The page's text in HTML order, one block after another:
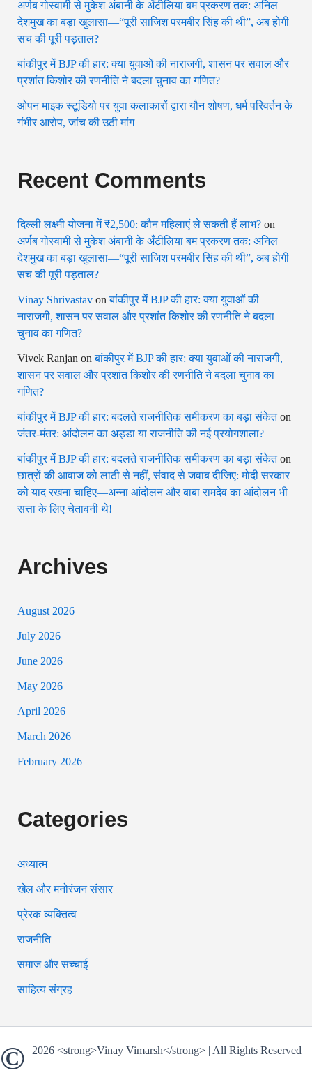
अर्णब गोस्वामी से मुकेश अंबानी के अँटीलिया बम प्रकरण तक: अनिल
देशमुख का बड़ा खुलासा—“पूरी साजिश परमबीर सिंह की थी”, अब होगी
सच की पूरी पड़ताल?
बांकीपुर में BJP की हार: क्या युवाओं की नाराजगी, शासन पर सवाल और
प्रशांत किशोर की रणनीति ने बदला चुनाव का गणित?
ओपन माइक स्टूडियो पर युवा कलाकारों द्वारा यौन शोषण, धर्म परिवर्तन के
गंभीर आरोप, जांच की उठी मांग
Recent Comments
दिल्ली लक्ष्मी योजना में ₹2,500: कौन महिलाएं ले सकती हैं लाभ? on
अर्णब गोस्वामी से मुकेश अंबानी के अँटीलिया बम प्रकरण तक: अनिल
देशमुख का बड़ा खुलासा—“पूरी साजिश परमबीर सिंह की थी”, अब होगी
सच की पूरी पड़ताल?
Vinay Shrivastav onबांकीपुर में BJP की हार: क्या युवाओं की
नाराजगी, शासन पर सवाल और प्रशांत किशोर की रणनीति ने बदला
चुनाव का गणित?
Vivek Ranjan onबांकीपुर में BJP की हार: क्या युवाओं की नाराजगी,
शासन पर सवाल और प्रशांत किशोर की रणनीति ने बदला चुनाव का
गणित?
बांकीपुर में BJP की हार: बदलते राजनीतिक समीकरण का बड़ा संकेतon
जंतर-मंतर: आंदोलन का अड्डा या राजनीति की नई प्रयोगशाला?
बांकीपुर में BJP की हार: बदलते राजनीतिक समीकरण का बड़ा संकेतon
छात्रों की आवाज को लाठी से नहीं, संवाद से जवाब दीजिए: मोदी सरकार
को याद रखना चाहिए—अन्ना आंदोलन और बाबा रामदेव का आंदोलन भी
सत्ता के लिए चेतावनी थे!
Archives
August 2026
July 2026
June 2026
May 2026
April 2026
March 2026
February 2026
Categories
अध्यात्म
खेल और मनोरंजन संसार
प्रेरक व्यक्तित्व
राजनीति
समाज और सच्चाई
साहित्य संग्रह
© 2026 <strong>Vinay Vimarsh</strong> | All Rights Reserved